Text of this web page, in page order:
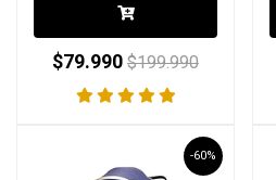
$79.990 $199.990
-60%